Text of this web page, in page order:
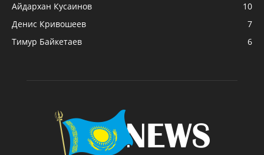
Айдархан Кусаинов
10
Денис Кривошеев
7
Тимур Байкетаев
6